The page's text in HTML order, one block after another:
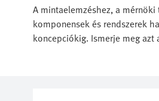
A mintaelemzéshez, a
komponensek és rendszerek
koncepciókig. Ismerje meg